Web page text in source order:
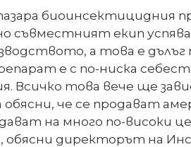
биоинсектицидния
съвместният екип
а това е дълъг
е с по-ниска
Всичко това вече ще
че се продават
на много по-високи
обясни директорът на